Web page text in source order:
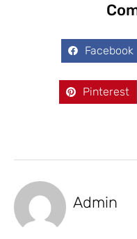
Facebook
Pinterest
Admin